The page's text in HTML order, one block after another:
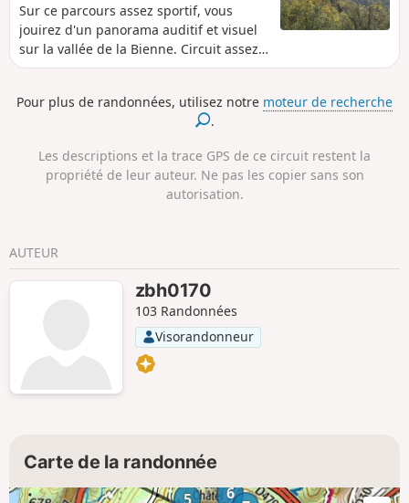
Sur ce parcours assez sportif, vous
jouirez d'un panorama auditif et visuel
sur la vallée de la Bienne. Circuit assez
difficile mais les paysages sont en
Pour plus de randonnées, utilisez notre moteur de recherche
.
Les descriptions et la trace GPS de ce circuit restent la
propriété de leur auteur. Ne pas les copier sans son
autorisation.
AUTEUR
zbh0170
103 Randonnées
Visorandonneur
Carte de la randonnée
6